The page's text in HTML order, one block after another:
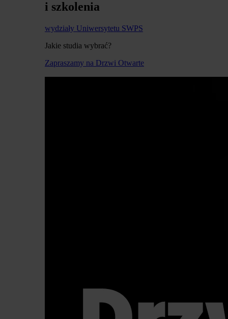
i szkolenia
wydziały Uniwersytetu SWPS
Jakie studia wybrać?
Zapraszamy na Drzwi Otwarte